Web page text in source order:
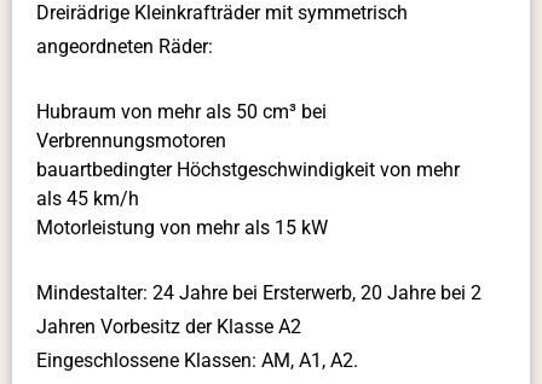
Dreirädrige Kleinkrafträder mit symmetrisch
angeordneten Räder:
Hubraum von mehr als 50 cm³ bei
Verbrennungsmotoren
bauartbedingter Höchstgeschwindigkeit von mehr
als 45 km/h
Motorleistung von mehr als 15 kW
Mindestalter: 24 Jahre bei Ersterwerb, 20 Jahre bei 2
Jahren Vorbesitz der Klasse A2
Eingeschlossene Klassen: AM, A1, A2.